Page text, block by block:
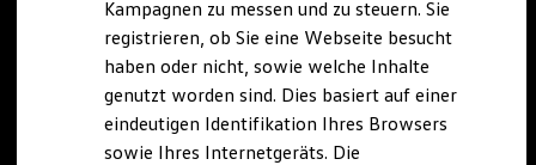
Marke und Erlebnis
Volkswagen R und R Experience
R-Modelle
R Experience
Driving Experience
Volkswagen entdecken
Werkbesichtigung
Kampagnen zu messen und zu steuern. Sie
registrieren, ob Sie eine Webseite besucht
haben oder nicht, sowie welche Inhalte
genutzt worden sind. Dies basiert auf einer
eindeutigen Identifikation Ihres Browsers
sowie Ihres Internetgeräts. Die